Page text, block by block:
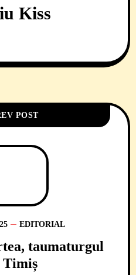
Kiss
POST
EDITORIAL
taumaturgul
Timiș